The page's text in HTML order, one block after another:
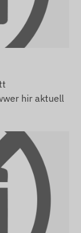
wgl. och
Webshop
d'Biller op
vum
fehlerfräi
vir,
eiser
hir aktuell